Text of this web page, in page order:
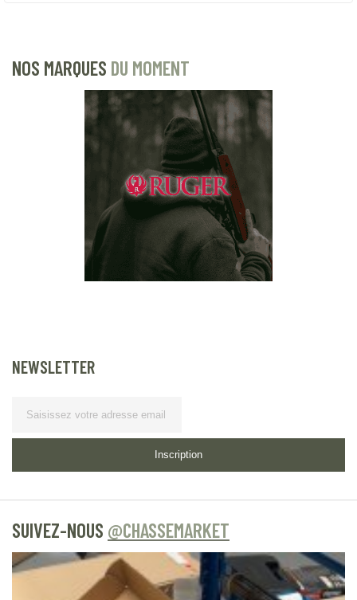
NOS MARQUES DU MOMENT
NEWSLETTER
Inscription
SUIVEZ-NOUS @CHASSEMARKET